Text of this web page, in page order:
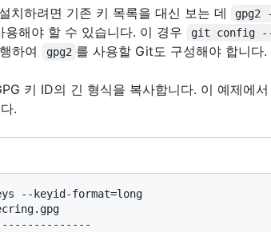
치하려면 기존 키 목록을 대신 보는 데
용해야 할 수 있습니다. 이 경우
git config
하여 gpg2 를 사용할 Git도 구성해야 합니다.
키 ID의 긴 형식을 복사합니다. 이 예제에
.
--keyid-format=long